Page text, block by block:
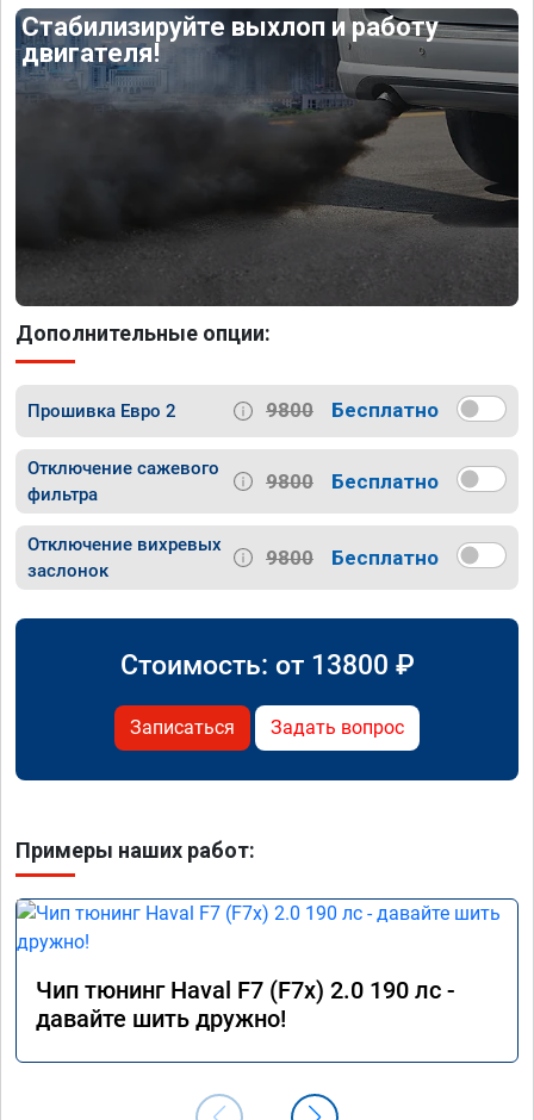
Стабилизируйте выхлоп и работу
двигателя!
Дополнительные опции:
Прошивка Евро 2 9800 Бесплатно
Отключение сажевого
фильтра
9800 Бесплатно
Отключение вихревых
заслонок
9800 Бесплатно
Стоимость: от 13800 ₽
Записаться Задать вопрос
Примеры наших работ:
Чип тюнинг Haval F7 (F7x) 2.0 190 лс -
давайте шить дружно!